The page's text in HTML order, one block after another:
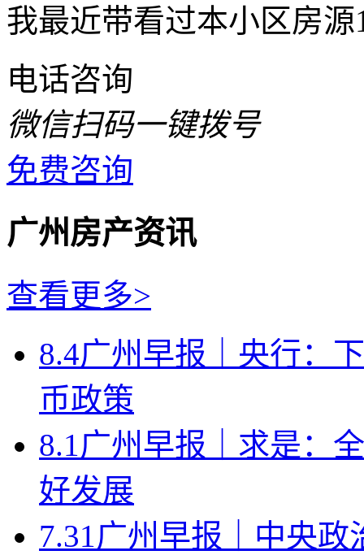
我最近带看过本小区房
电话咨询
微信扫码一键拨号
免费咨询
广州房产资讯
查看更多>
8.4广州早报｜央行：
币政策
8.1广州早报｜求是：
好发展
7.31广州早报｜中央